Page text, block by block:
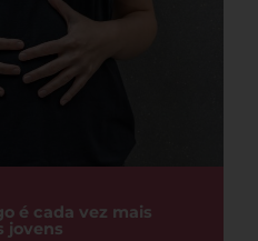
é cada vez mais
jovens